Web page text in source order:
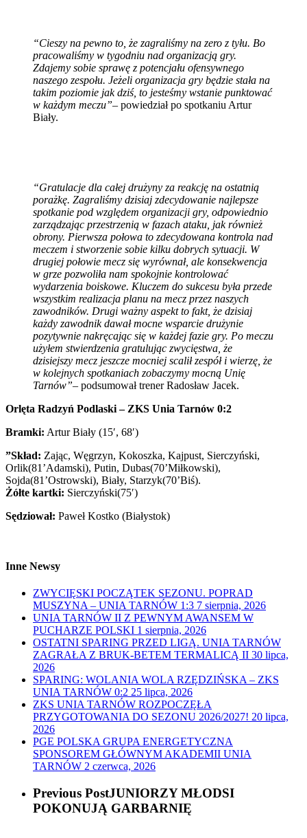
“Cieszy na pewno to, że zagraliśmy na zero z tyłu. Bo
pracowaliśmy w tygodniu nad organizacją gry.
Zdajemy sobie sprawę z potencjału ofensywnego
naszego zespołu. Jeżeli organizacja gry będzie stała na
takim poziomie jak dziś, to jesteśmy wstanie punktować
w każdym meczu”– powiedział po spotkaniu Artur
Biały.
“Gratulacje dla całej drużyny za reakcję na ostatnią
porażkę. Zagraliśmy dzisiaj zdecydowanie najlepsze
spotkanie pod względem organizacji gry, odpowiednio
zarządzając przestrzenią w fazach ataku, jak również
obrony. Pierwsza połowa to zdecydowana kontrola nad
meczem i stworzenie sobie kilku dobrych sytuacji. W
drugiej połowie mecz się wyrównał, ale konsekwencja
w grze pozwoliła nam spokojnie kontrolować
wydarzenia boiskowe. Kluczem do sukcesu była przede
wszystkim realizacja planu na mecz przez naszych
zawodników. Drugi ważny aspekt to fakt, że dzisiaj
każdy zawodnik dawał mocne wsparcie drużynie
pozytywnie nakręcając się w każdej fazie gry. Po meczu
użyłem stwierdzenia gratulując zwycięstwa, że
dzisiejszy mecz jeszcze mocniej scalił zespół i wierzę, że
w kolejnych spotkaniach zobaczymy mocną Unię
Tarnów”– podsumował trener Radosław Jacek.
Orlęta Radzyń Podlaski – ZKS Unia Tarnów 0:2
Bramki: Artur Biały (15′, 68′)
”Skład: Zając, Węgrzyn, Kokoszka, Kajpust, Sierczyński,
Orlik(81’Adamski), Putin, Dubas(70’Miłkowski),
Sojda(81’Ostrowski), Biały, Starzyk(70’Biś).
Żółte kartki: Sierczyński(75′)
Sędziował: Paweł Kostko (Białystok)
Inne Newsy
ZWYCIĘSKI POCZĄTEK SEZONU. POPRAD
MUSZYNA – UNIA TARNÓW 1:3 7 sierpnia, 2026
UNIA TARNÓW II Z PEWNYM AWANSEM W
PUCHARZE POLSKI 1 sierpnia, 2026
OSTATNI SPARING PRZED LIGĄ. UNIA TARNÓW
ZAGRAŁA Z BRUK-BETEM TERMALICĄ II 30 lipca,
2026
SPARING: WOLANIA WOLA RZĘDZIŃSKA – ZKS
UNIA TARNÓW 0:2 25 lipca, 2026
ZKS UNIA TARNÓW ROZPOCZĘŁA
PRZYGOTOWANIA DO SEZONU 2026/2027! 20 lipca,
2026
PGE POLSKA GRUPA ENERGETYCZNA
SPONSOREM GŁÓWNYM AKADEMII UNIA
TARNÓW 2 czerwca, 2026
Previous PostJUNIORZY MŁODSI
POKONUJĄ GARBARNIĘ